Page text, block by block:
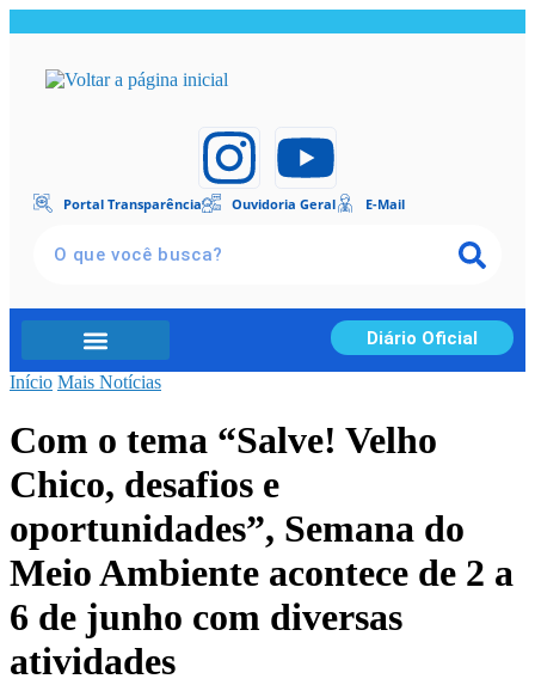
Portal Transparência Ouvidoria Geral E-Mail
Diário Oficial
Início Mais Notícias
Com o tema “Salve! Velho
Chico, desafios e
oportunidades”, Semana do
Meio Ambiente acontece de 2 a
6 de junho com diversas
atividades